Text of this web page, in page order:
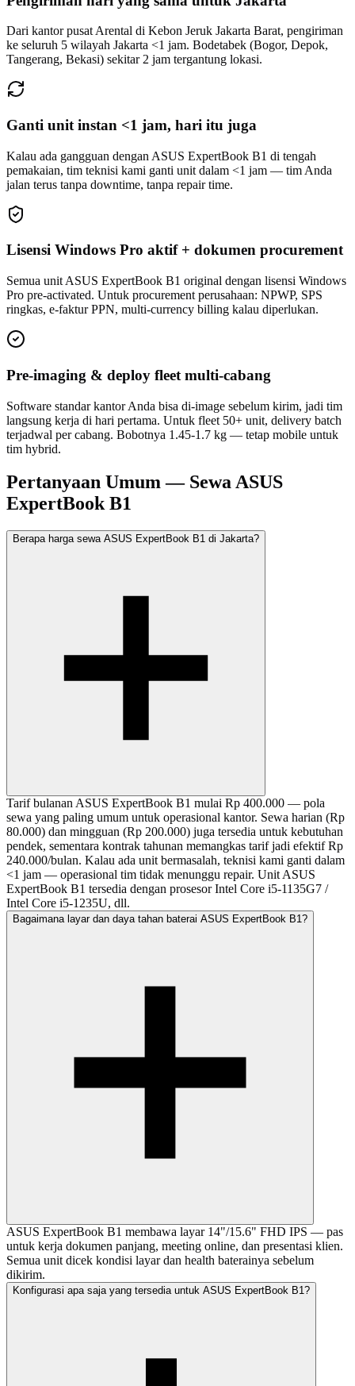
Dari kantor pusat Arental di Kebon Jeruk Jakarta Barat, pengiriman
ke seluruh 5 wilayah Jakarta <1 jam. Bodetabek (Bogor, Depok,
Tangerang, Bekasi) sekitar 2 jam tergantung lokasi.
Ganti unit instan <1 jam, hari itu juga
Kalau ada gangguan dengan ASUS ExpertBook B1 di tengah
pemakaian, tim teknisi kami ganti unit dalam <1 jam — tim Anda
jalan terus tanpa downtime, tanpa repair time.
Lisensi Windows Pro aktif + dokumen procurement
Semua unit ASUS ExpertBook B1 original dengan lisensi Windows
Pro pre-activated. Untuk procurement perusahaan: NPWP, SPS
ringkas, e-faktur PPN, multi-currency billing kalau diperlukan.
Pre-imaging & deploy fleet multi-cabang
Software standar kantor Anda bisa di-image sebelum kirim, jadi tim
langsung kerja di hari pertama. Untuk fleet 50+ unit, delivery batch
terjadwal per cabang. Bobotnya 1.45-1.7 kg — tetap mobile untuk
tim hybrid.
Pertanyaan Umum — Sewa ASUS
ExpertBook B1
Berapa harga sewa ASUS ExpertBook B1 di Jakarta?
Tarif bulanan ASUS ExpertBook B1 mulai Rp 400.000 — pola
sewa yang paling umum untuk operasional kantor. Sewa harian (Rp
80.000) dan mingguan (Rp 200.000) juga tersedia untuk kebutuhan
pendek, sementara kontrak tahunan memangkas tarif jadi efektif Rp
240.000/bulan. Kalau ada unit bermasalah, teknisi kami ganti dalam
<1 jam — operasional tim tidak menunggu repair. Unit ASUS
ExpertBook B1 tersedia dengan prosesor Intel Core i5-1135G7 /
Intel Core i5-1235U, dll.
Bagaimana layar dan daya tahan baterai ASUS ExpertBook B1?
ASUS ExpertBook B1 membawa layar 14"/15.6" FHD IPS — pas
untuk kerja dokumen panjang, meeting online, dan presentasi klien.
Semua unit dicek kondisi layar dan health baterainya sebelum
dikirim.
Konfigurasi apa saja yang tersedia untuk ASUS ExpertBook B1?